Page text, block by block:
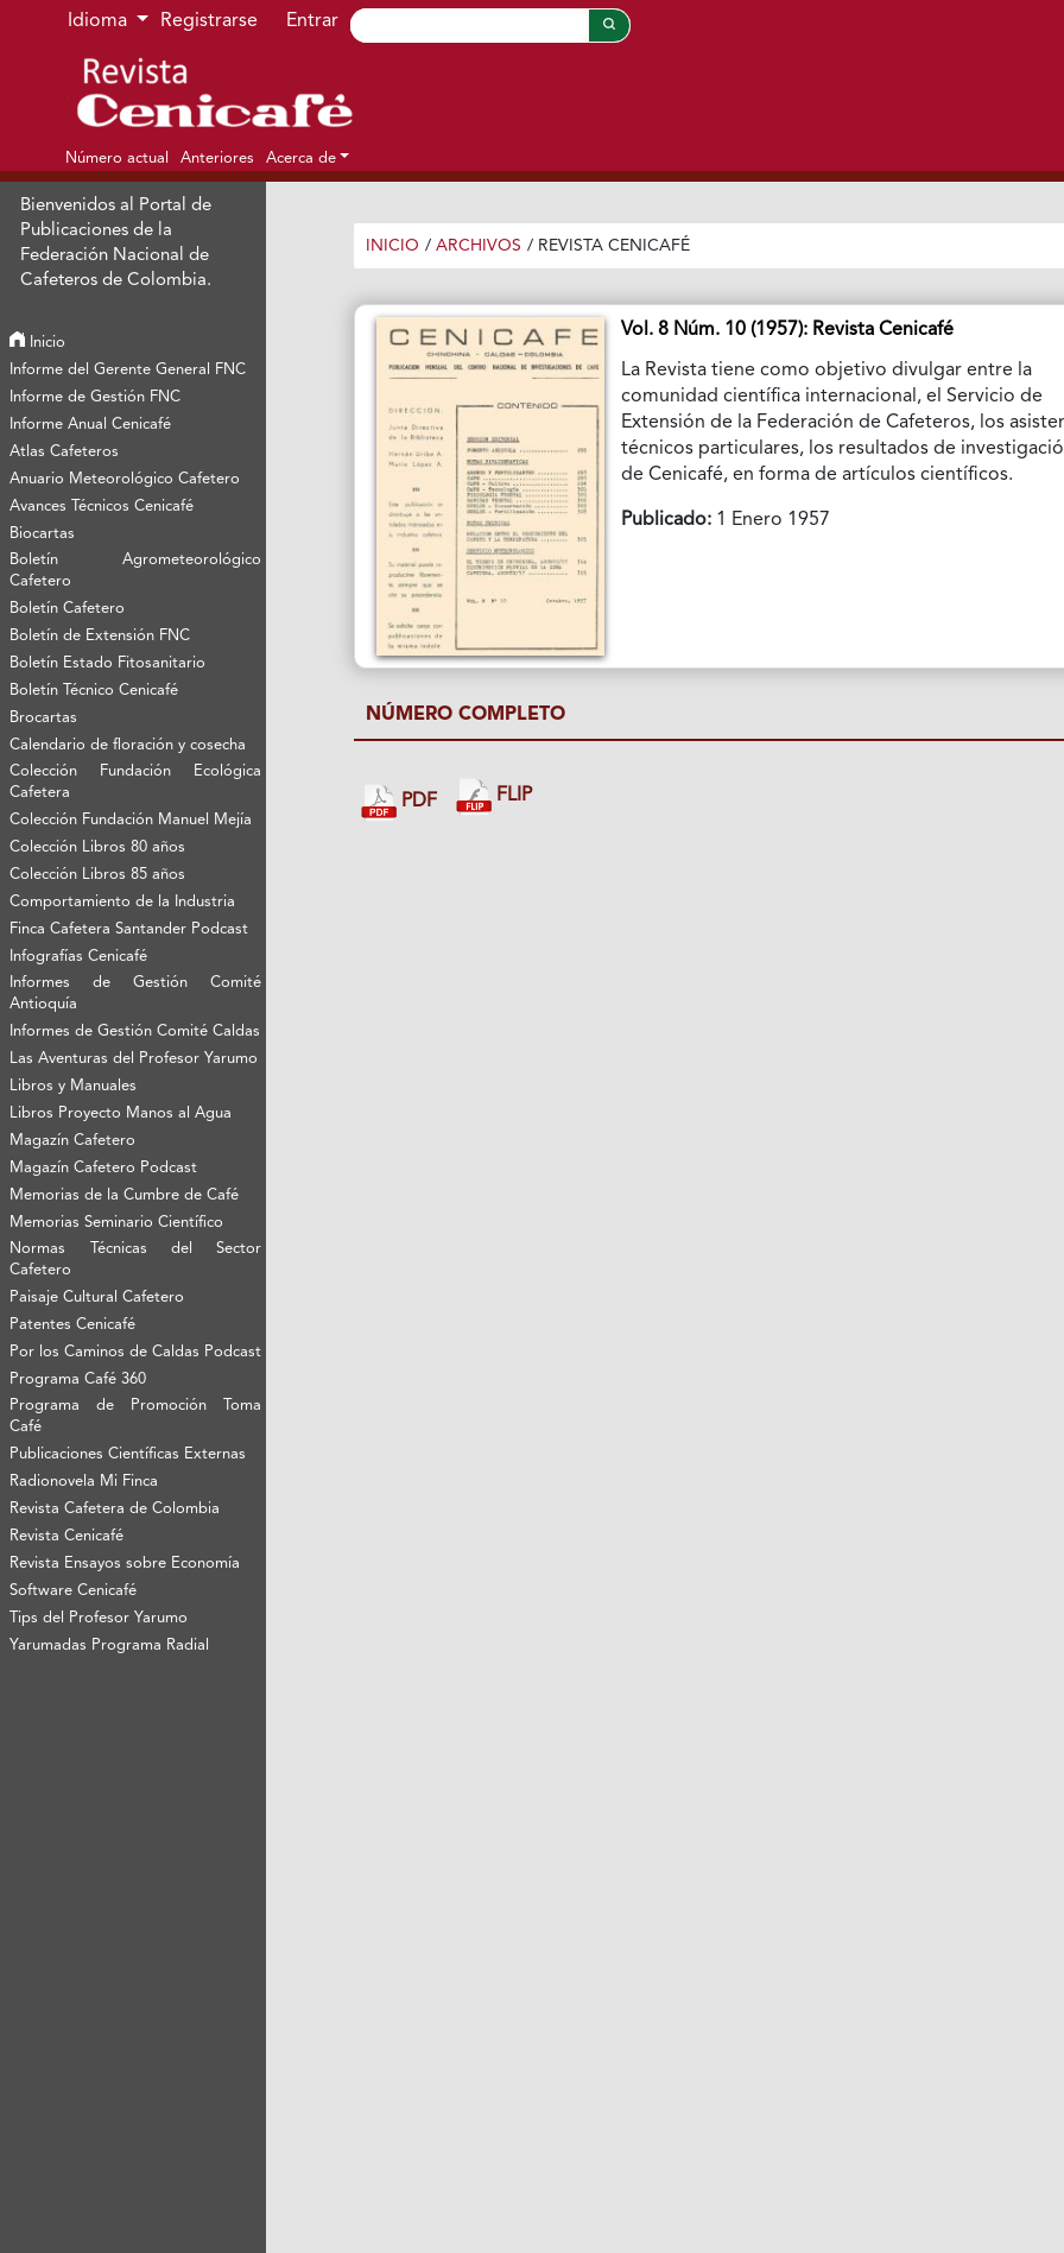
Ir al menú de navegación principal
Ir al contenido principal
Ir al pie de página del sitio
Idioma Registrarse Entrar
Número actual Anteriores Acerca de
Bienvenidos al Portal de
Publicaciones de la
Federación Nacional de
Cafeteros de Colombia.
Inicio
Informe del Gerente General FNC
Informe de Gestión FNC
Informe Anual Cenicafé
Atlas Cafeteros
Anuario Meteorológico Cafetero
Avances Técnicos Cenicafé
Biocartas
Boletín Agrometeorológico
Cafetero
Boletín Cafetero
Boletín de Extensión FNC
Boletín Estado Fitosanitario
Boletín Técnico Cenicafé
Brocartas
Calendario de floración y cosecha
Colección Fundación Ecológica
Cafetera
Colección Fundación Manuel Mejía
Colección Libros 80 años
Colección Libros 85 años
Comportamiento de la Industria
Finca Cafetera Santander Podcast
Infografías Cenicafé
Informes de Gestión Comité
Antioquía
Informes de Gestión Comité Caldas
Las Aventuras del Profesor Yarumo
Libros y Manuales
Libros Proyecto Manos al Agua
Magazín Cafetero
Magazín Cafetero Podcast
Memorias de la Cumbre de Café
Memorias Seminario Científico
Normas Técnicas del Sector
Cafetero
Paisaje Cultural Cafetero
Patentes Cenicafé
Por los Caminos de Caldas Podcast
Programa Café 360
Programa de Promoción Toma
Café
Publicaciones Científicas Externas
Radionovela Mi Finca
Revista Cafetera de Colombia
Revista Cenicafé
Revista Ensayos sobre Economía
Software Cenicafé
Tips del Profesor Yarumo
Yarumadas Programa Radial
INICIO / ARCHIVOS / REVISTA CENICAFÉ
Vol. 8 Núm. 10 (1957): Revista Cenicafé
La Revista tiene como objetivo divulgar entre la
comunidad científica internacional, el Servicio de
Extensión de la Federación de Cafeteros, los
técnicos particulares, los resultados de
de Cenicafé, en forma de artículos científicos.
Publicado: 1 Enero 1957
NÚMERO COMPLETO
PDF FLIP